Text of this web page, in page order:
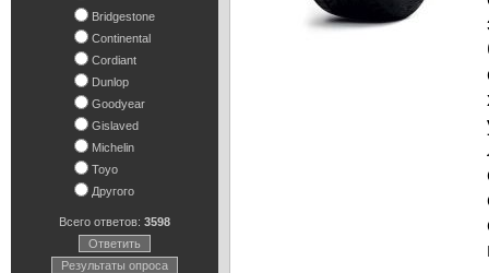
Bridgestone
Continental
Cordiant
Dunlop
Goodyear
Gislaved
Michelin
Toyo
Другого
Всего ответов: 3598
Ответить
Результаты опроса